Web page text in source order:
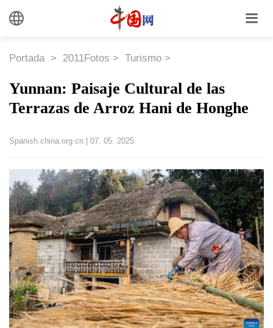
Portada > 2011Fotos > Turismo >
Yunnan: Paisaje Cultural de las
Terrazas de Arroz Hani de Honghe
Spanish.china.org.cn 07. 05. 2025